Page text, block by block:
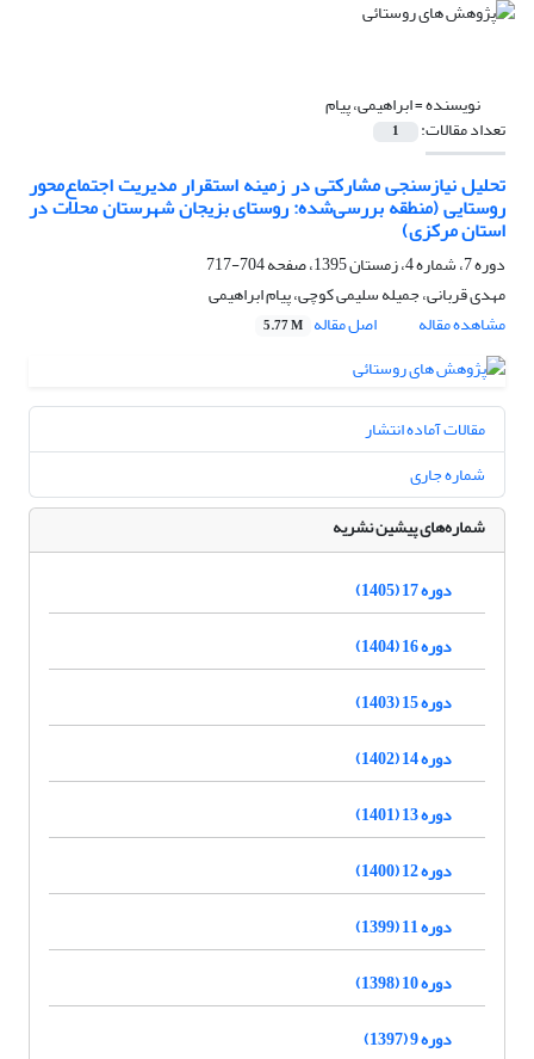
نویسنده =ابراهیمی، پیام
تعداد مقالات: 1
تحلیل نیازسنجی مشارکتی در زمینه استقرار مدیریت اجتماع‌محور
روستایی (منطقه بررسی‌شده: روستای بزیجان شهرستان محلات در
استان مرکزی)
دوره 7، شماره 4، زمستان 1395، صفحه
704-717
مهدی قربانی، جمیله سلیمی کوچی، پیام ابراهیمی
مشاهده مقاله
اصل مقاله 5.77 M
مقالات آماده انتشار
شماره جاری
شماره‌های پیشین نشریه
دوره 17 (1405)
دوره 16 (1404)
دوره 15 (1403)
دوره 14 (1402)
دوره 13 (1401)
دوره 12 (1400)
دوره 11 (1399)
دوره 10 (1398)
دوره 9 (1397)